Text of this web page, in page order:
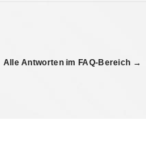
Alle Antworten im FAQ-Bereich →